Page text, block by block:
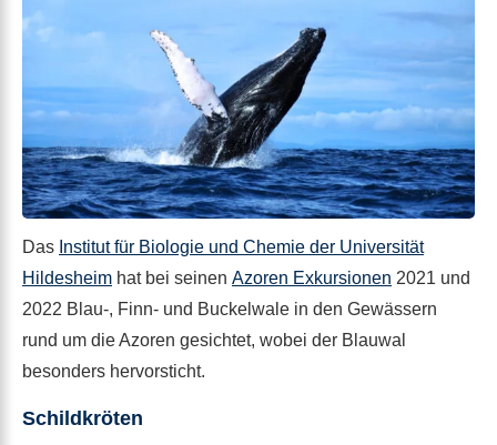
Das Institut für Biologie und Chemie der Universität
Hildesheim hat bei seinen Azoren Exkursionen 2021 und
2022 Blau-, Finn- und Buckelwale in den Gewässern
rund um die Azoren gesichtet, wobei der Blauwal
besonders hervorsticht.
Schildkröten